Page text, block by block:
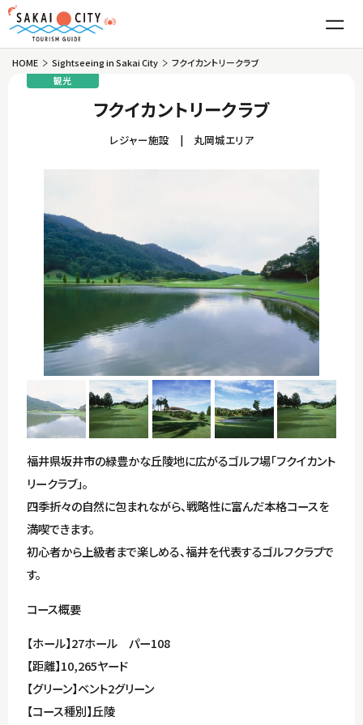
First Time in Sakai City
Attractions
Maruoka Castle
Takeda
Echizen Crab
Fukui Sweet Shrimp
Echizen Oroshi Soba
Sightseeing
Hot Springs/Accommodation
Travel Itineraries
Itinerary for Tojinbo/Oshima to Mikuni Minato
Itinerary for Maruoka Castle to Eiheiji Temple
Itinerary for Takeda to the Dinosaur Museum
Events
Access
Sightseeing Pamphlets
HOME Sightseeing in Sakai City フクイカントリークラブ
観光
フクイカントリークラブ
レジャー施設 丸岡城エリア
福井県坂井市の緑豊かな丘陵地に広がるゴルフ場「フクイカント
リークラブ」。
四季折々の自然に包まれながら、戦略性に富んだ本格コースを
満喫できます。
初心者から上級者まで楽しめる、福井を代表するゴルフクラブで
す。
コース概要
【ホール】27ホール パー108
【距離】10,265ヤード
【グリーン】ベント2グリーン
【コース種別】丘陵